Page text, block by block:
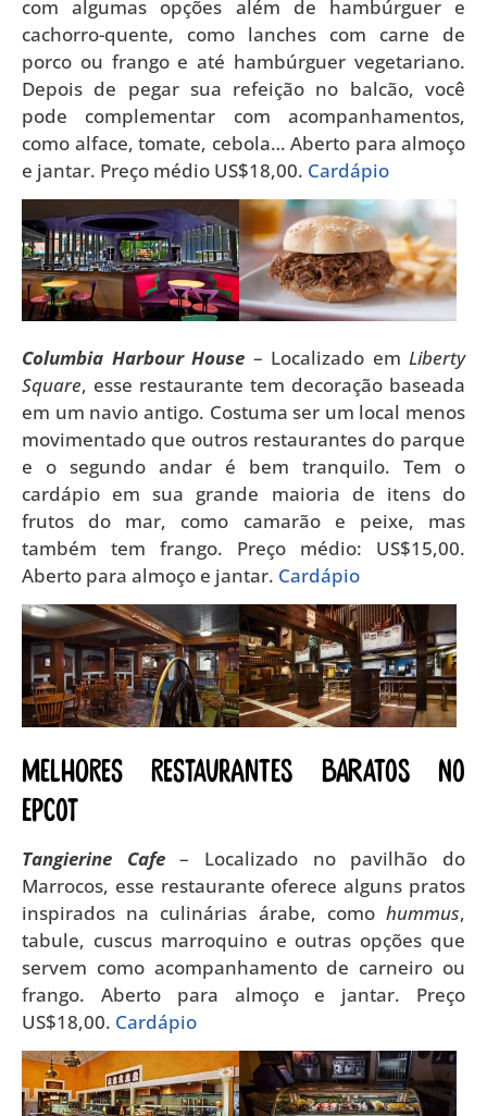
com algumas opções além de hambúrguer e
cachorro-quente, como lanches com carne de
porco ou frango e até hambúrguer vegetariano.
Depois de pegar sua refeição no balcão, você
pode complementar com acompanhamentos,
como alface, tomate, cebola… Aberto para almoço
e jantar. Preço médio US$18,00. Cardápio
Columbia Harbour House – Localizado em Liberty
Square, esse restaurante tem decoração baseada
em um navio antigo. Costuma ser um local menos
movimentado que outros restaurantes do parque
e o segundo andar é bem tranquilo. Tem o
cardápio em sua grande maioria de itens do
frutos do mar, como camarão e peixe, mas
também tem frango. Preço médio: US$15,00.
Aberto para almoço e jantar. Cardápio
Melhores restaurantes baratos no
Epcot
Tangierine Cafe– Localizado no pavilhão do
Marrocos, esse restaurante oferece alguns pratos
inspirados na culinárias árabe, como hummus,
tabule, cuscus marroquino e outras opções que
servem como acompanhamento de carneiro ou
frango. Aberto para almoço e jantar. Preço
US$18,00. Cardápio